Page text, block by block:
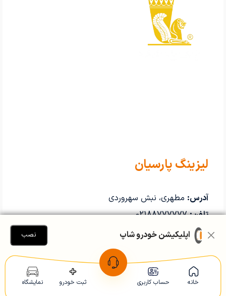
لیزینگ پارسیان
آدرس: مطهری، نبش سهروردی
تلفن:02188777777
سقف تسهیلات ۵۰ میلیون
چک صیاد و محدودیت سنی زیر ۶۵ سال
کوچک اما منظم؛ برای وام‌های کم‌حجم کاملاً مناسب.
خانه حساب کاربری ثبت خودرو نمایشگاه
اپلیکیشن خودرو شاپ نصب